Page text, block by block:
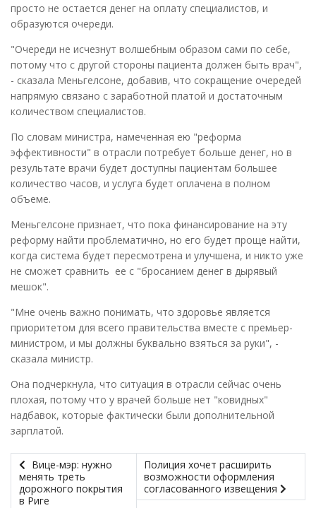
просто не остается денег на оплату специалистов, и
образуются очереди.
"Очереди не исчезнут волшебным образом сами по себе,
потому что с другой стороны пациента должен быть врач",
- сказала Меньгелсоне, добавив, что сокращение очередей
напрямую связано с заработной платой и достаточным
количеством специалистов.
По словам министра, намеченная ею "реформа
эффективности" в отрасли потребует больше денег, но в
результате врачи будет доступны пациентам большее
количество часов, и услуга будет оплачена в полном
объеме.
Меньгелсоне признает, что пока финансирование на эту
реформу найти проблематично, но его будет проще найти,
когда система будет пересмотрена и улучшена, и никто уже
не сможет сравнить ее с "бросанием денег в дырявый
мешок".
"Мне очень важно понимать, что здоровье является
приоритетом для всего правительства вместе с премьер-
министром, и мы должны буквально взяться за руки", -
сказала министр.
Она подчеркнула, что ситуация в отрасли сейчас очень
плохая, потому что у врачей больше нет "ковидных"
надбавок, которые фактически были дополнительной
зарплатой.
Вице-мэр: нужно
менять треть
дорожного покрытия
в Риге
Полиция хочет расширить
возможности оформления
согласованного извещения